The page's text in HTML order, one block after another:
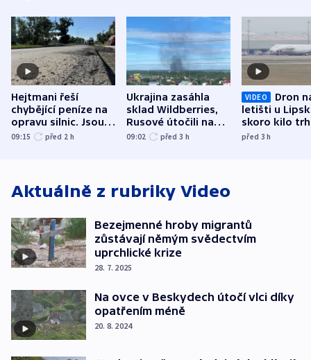
Hejtmani řeší
chybějící peníze na
opravu silnic. Jsou
nenárokové, namítá
09:15 před 2 h
Ukrajina zasáhla
sklad Wildberries,
Rusové útočili na
trh, hasiče či
09:02 před 3 h
VIDEO
Dron
letišti u
skoro kilo
indicie
před 3h
Aktuálně z rubriky Video
Bezejmenné hroby migrantů
zůstávají němým svědectvím
uprchlické krize
28. 7. 2025
Na ovce v Beskydech útočí vlci díky
opatřením méně
20. 8. 2024